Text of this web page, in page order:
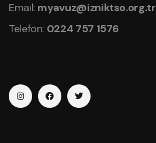
Email: myavuz@izniktso.org.tr
Telefon: 0224 757 1576